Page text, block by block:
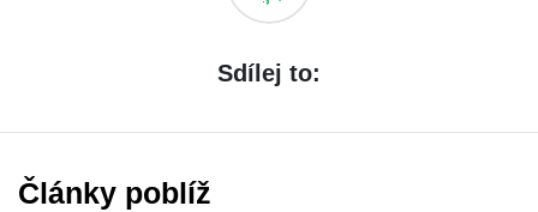
Sdílej to:
Články poblíž